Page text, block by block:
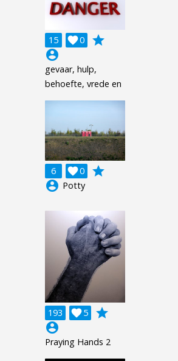
15 0

grade
account_circle
gevaar, hulp,
behoefte, vrede en
6 0

grade
account_circle Potty
193 5

grade
account_circle
Praying Hands 2